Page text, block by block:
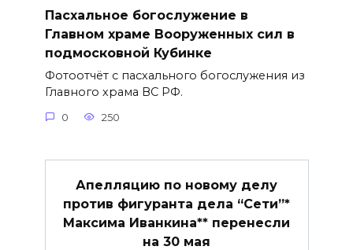
Пасхальное богослужение в
Главном храме Вооруженных сил в
подмосковной Кубинке
Фотоотчёт с пасхального богослужения из
Главного храма ВС РФ.
0 250
Апелляцию по новому делу
против фигуранта дела “Сети”*
Максима Иванкина** перенесли
на 30 мая